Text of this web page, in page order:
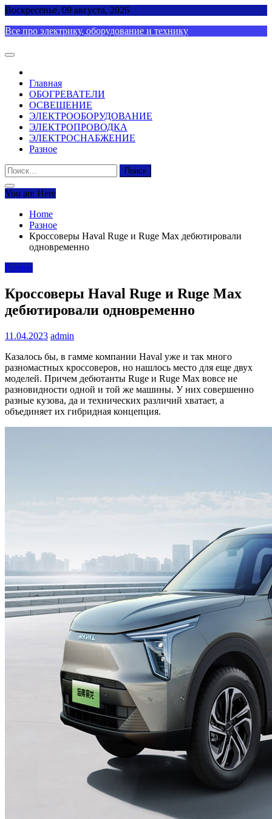
Skip
content
Воскресенье, 09 августа, 2026
Все про электрику, оборудование и технику
Главная
ОБОГРЕВАТЕЛИ
ОСВЕЩЕНИЕ
ЭЛЕКТРООБОРУДОВАНИЕ
ЭЛЕКТРОПРОВОДКА
ЭЛЕКТРОСНАБЖЕНИЕ
Разное
Найти:
You are Here
Home
Разное
Кроссоверы Haval Ruge и Ruge Max дебютировали
одновременно
Разное
Кроссоверы Haval Ruge и Ruge Max
дебютировали одновременно
11.04.2023 admin
Казалось бы, в гамме компании Haval уже и так много
разномастных кроссоверов, но нашлось место для еще двух
моделей. Причем дебютанты Ruge и Ruge Max вовсе не
разновидности одной и той же машины. У них совершенно
разные кузова, да и технических различий хватает, а
объединяет их гибридная концепция.